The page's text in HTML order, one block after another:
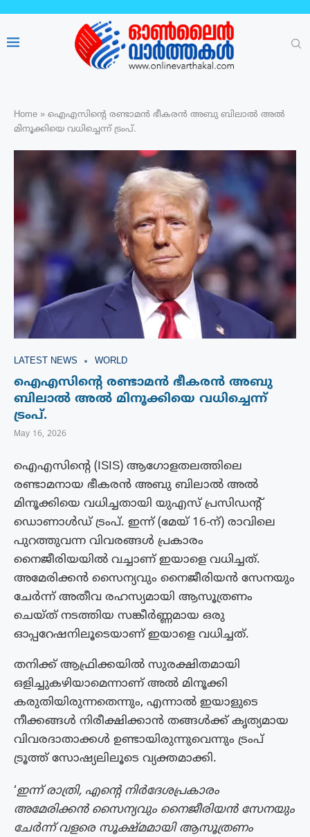
Home » ഐഎസിന്റെ രണ്ടാമൻ ഭീകരൻ അബു ബിലാൽ അൽ
മിനൂക്കിയെ വധിച്ചെന്ന് ട്രംപ്.
LATEST NEWS WORLD
ഐഎസിന്റെ രണ്ടാമൻ ഭീകരൻ അബു
ബിലാൽ അൽ മിനൂക്കിയെ വധിച്ചെന്ന്
ട്രംപ്.
May 16, 2026
ഐഎസിന്റെ (ISIS) ആഗോളതലത്തിലെ
രണ്ടാമനായ ഭീകരൻ അബു ബിലാൽ അൽ
മിനൂക്കിയെ വധിച്ചതായി യുഎസ് പ്രസിഡന്റ്
ഡൊണാൾഡ് ട്രംപ്. ഇന്ന് (മേയ് 16-ന്) രാവിലെ
പുറത്തുവന്ന വിവരങ്ങൾ പ്രകാരം
നൈജീരിയയിൽ വച്ചാണ് ഇയാളെ വധിച്ചത്.
അമേരിക്കൻ സൈന്യവും നൈജീരിയൻ സേനയും
ചേർന്ന് അതീവ രഹസ്യമായി ആസൂത്രണം
ചെയ്ത് നടത്തിയ സങ്കീർണ്ണമായ ഒരു
ഓപ്പറേഷനിലൂടെയാണ് ഇയാളെ വധിച്ചത്.
തനിക്ക് ആഫ്രിക്കയിൽ സുരക്ഷിതമായി
ഒളിച്ചുകഴിയാമെന്നാണ് അൽ മിനൂക്കി
കരുതിയിരുന്നതെന്നും, എന്നാൽ ഇയാളുടെ
നീക്കങ്ങൾ നിരീക്ഷിക്കാൻ തങ്ങൾക്ക് കൃത്യമായ
വിവരദാതാക്കൾ ഉണ്ടായിരുന്നുവെന്നും ട്രംപ്
ട്രൂത്ത് സോഷ്യലിലൂടെ വ്യക്തമാക്കി.
‘ഇന്ന് രാത്രി, എൻ്റെ നിർദേശപ്രകാരം
അമേരിക്കൻ സൈന്യവും നൈജീരിയൻ സേനയും
ചേർന്ന് വളരെ സൂക്ഷ്‌മമായി ആസൂത്രണം